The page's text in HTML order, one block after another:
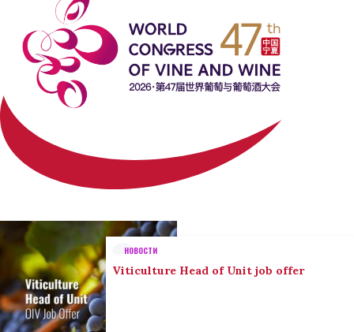
НОВОСТИ
Viticulture Head of Unit job offer